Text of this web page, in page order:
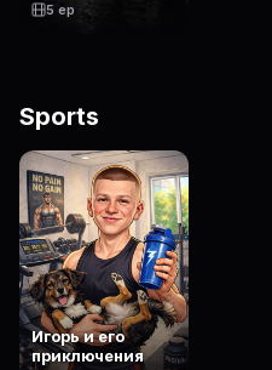
5 ep
Sports
Игорь и его
приключения